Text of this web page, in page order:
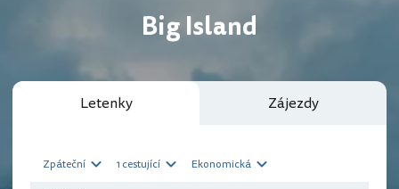
Big Island
Letenky Zájezdy
Zpáteční 1 cestující Ekonomická